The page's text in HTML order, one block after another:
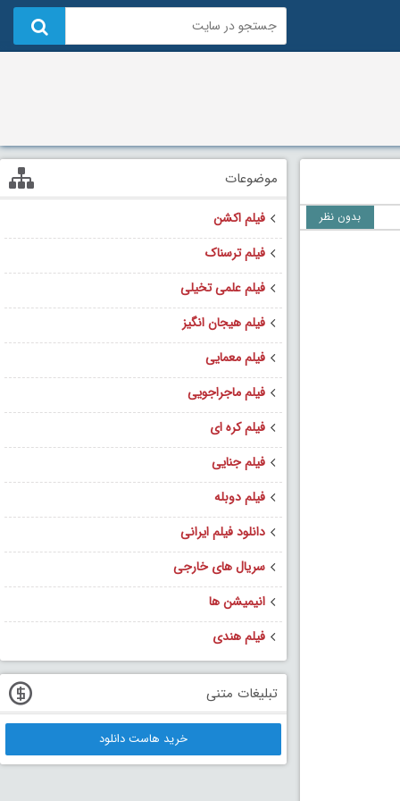
بدون نظر
موضوعات
فیلم اکشن
فیلم ترسناک
فیلم علمی تخیلی
فیلم هیجان انگیز
فیلم معمایی
فیلم ماجراجویی
فیلم کره ای
فیلم جنایی
فیلم دوبله
دانلود فیلم ایرانی
سریال های خارجی
انیمیشن ها
فیلم هندی
تبلیغات متنی
خرید هاست دانلود